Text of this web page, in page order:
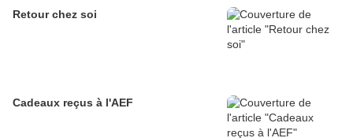
Retour chez soi
Cadeaux reçus à l'AEF